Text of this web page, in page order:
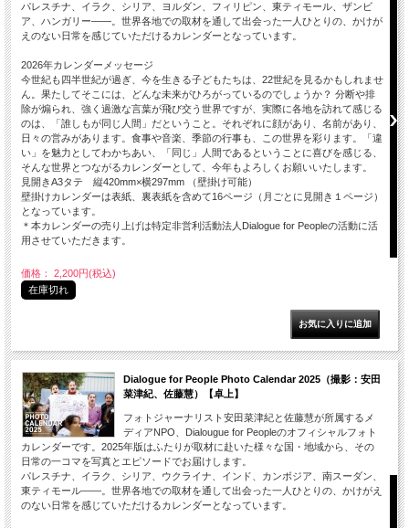
パレスチナ、イラク、シリア、ヨルダン、フィリピン、東ティモール、ザンビ
ア、ハンガリー――。世界各地での取材を通して出会った一人ひとりの、かけが
えのない日常を感じていただけるカレンダーとなっています。
2026年カレンダーメッセージ
今世紀も四半世紀が過ぎ、今を生きる子どもたちは、22世紀を見るかもしれませ
ん。果たしてそこには、どんな未来がひろがっているのでしょうか？ 分断や排
除が煽られ、強く過激な言葉が飛び交う世界ですが、実際に各地を訪れて感じる
のは、「誰しもが同じ人間」だということ。それぞれに顔があり、名前があり、
日々の営みがあります。食事や音楽、季節の行事も、この世界を彩ります。「違
い」を魅力としてわかちあい、「同じ」人間であるということに喜びを感じる、
そんな世界とつながるカレンダーとして、今年もよろしくお願いいたします。
見開きA3タテ 縦420mm×横297mm （壁掛け可能）
壁掛けカレンダーは表紙、裏表紙を含めて16ページ（月ごとに見開き１ページ）
となっています。
＊本カレンダーの売り上げは特定非営利活動法人Dialogue for Peopleの活動に活
用させていただきます。
価格： 2,200円(税込)
在庫切れ
Dialogue for People Photo Calendar 2025（撮影：安田
菜津紀、佐藤慧）【卓上】
フォトジャーナリスト安田菜津紀と佐藤慧が所属するメ
ディアNPO、Dialougue for Peopleのオフィシャルフォト
カレンダーです。2025年版はふたりが取材に赴いた様々な国・地域から、その
日常の一コマを写真とエピソードでお届けします。
パレスチナ、イラク、シリア、ウクライナ、インド、カンボジア、南スーダン、
東ティモール――。世界各地での取材を通して出会った一人ひとりの、かけがえ
のない日常を感じていただけるカレンダーとなっています。